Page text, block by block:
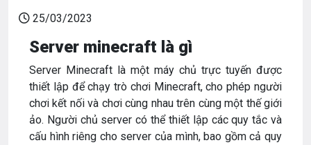
25/03/2023
Server minecraft là gì
Server Minecraft là một máy chủ trực tuyến được
thiết lập để chạy trò chơi Minecraft, cho phép người
chơi kết nối và chơi cùng nhau trên cùng một thế giới
ảo. Người chủ server có thể thiết lập các quy tắc và
cấu hình riêng cho server của mình, bao gồm cả quy